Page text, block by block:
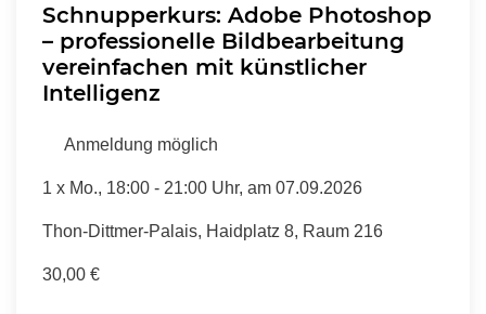
Schnupperkurs: Adobe Photoshop
– professionelle Bildbearbeitung
vereinfachen mit künstlicher
Intelligenz
Anmeldung möglich
1 x Mo., 18:00 - 21:00 Uhr, am 07.09.2026
Thon-Dittmer-Palais, Haidplatz 8, Raum 216
30,00 €